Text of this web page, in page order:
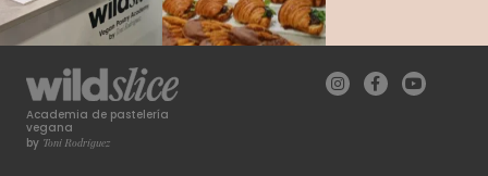
Academia de pastelería
vegana
by Toni Rodríguez